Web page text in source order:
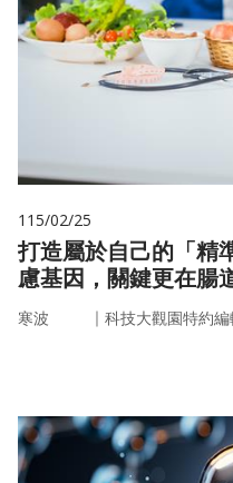
115/02/25
打造屬於自己的「精
慮基因，關鍵更在腸
寒波 ｜ 科技大觀園特約編